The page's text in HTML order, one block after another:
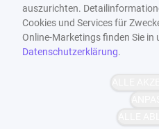
auszurichten.
Cookies und Services für
Online-Marketings finden Sie in
Datenschutzerklärung.
ALLE
ALLE